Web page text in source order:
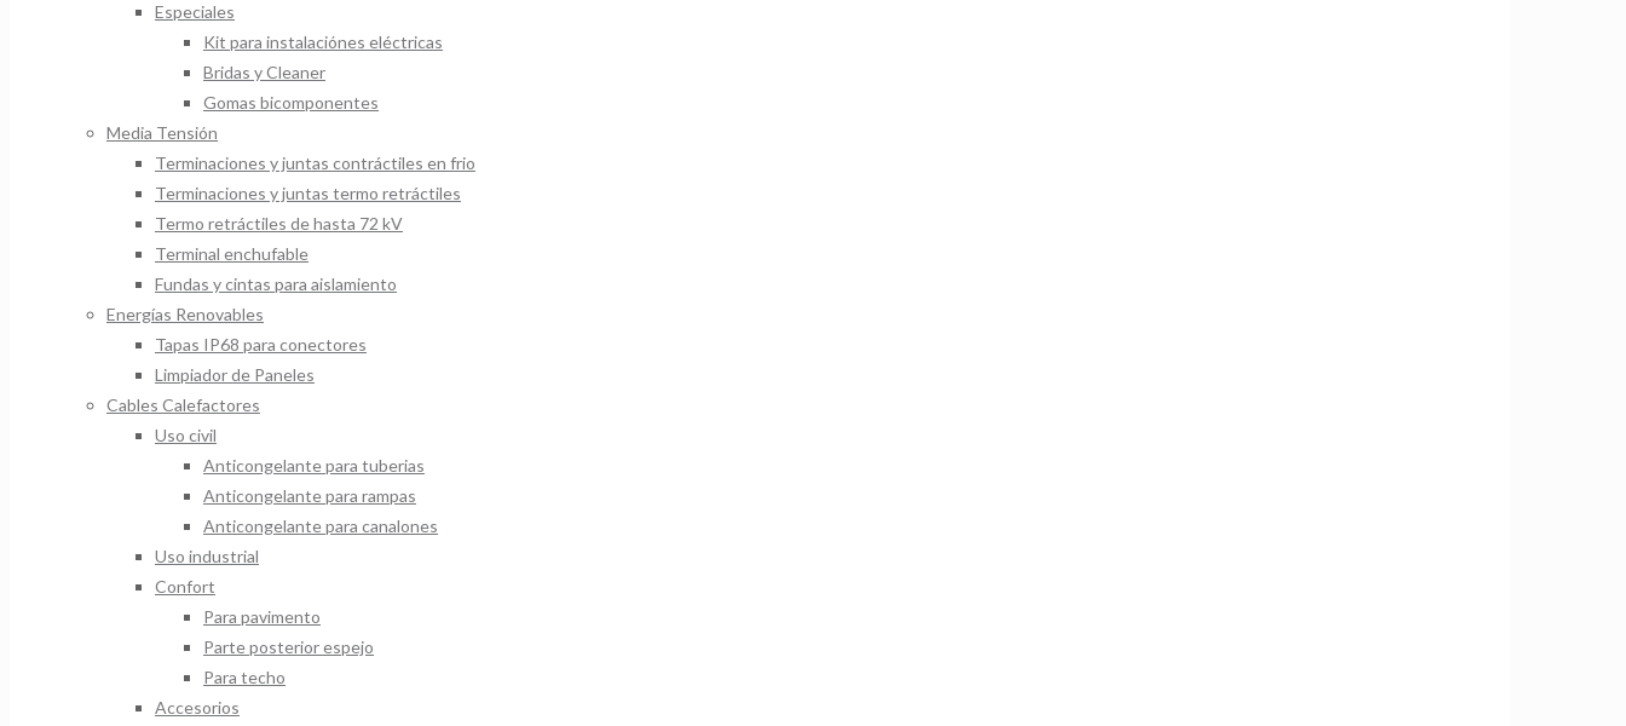
Especiales
Kit para instalaciónes eléctricas
Bridas y Cleaner
Gomas bicomponentes
Media Tensión
Terminaciones y juntas contráctiles en frio
Terminaciones y juntas termo retráctiles
Termo retráctiles de hasta 72 kV
Terminal enchufable
Fundas y cintas para aislamiento
Energías Renovables
Tapas IP68 para conectores
Limpiador de Paneles
Cables Calefactores
Uso civil
Anticongelante para tuberias
Anticongelante para rampas
Anticongelante para canalones
Uso industrial
Confort
Para pavimento
Parte posterior espejo
Para techo
Accesorios